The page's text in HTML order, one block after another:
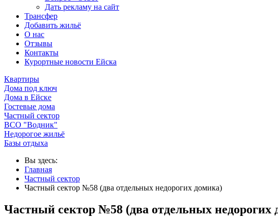
Дать рекламу на сайт
Трансфер
Добавить жильё
О нас
Отзывы
Контакты
Курортные новости Ейска
Квартиры
Дома под ключ
Дома в Ейске
Гостевые дома
Частный сектор
ВСО "Водник"
Недорогое жильё
Базы отдыха
Вы здесь:
Главная
Частный сектор
Частный сектор №58 (два отдельных недорогих домика)
Частный сектор №58 (два отдельных недорогих